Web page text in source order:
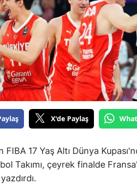
X'de Paylaş
17 Yaş Altı Dünya
Takımı, çeyrek finalde